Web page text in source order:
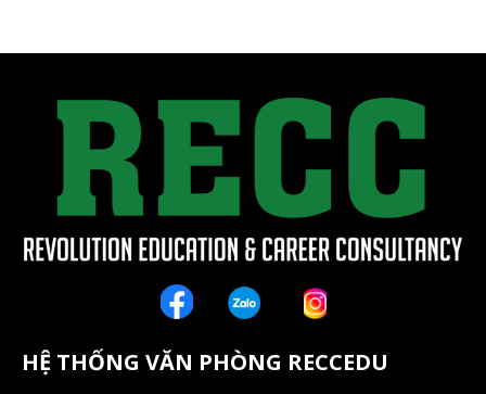
HỆ THỐNG VĂN PHÒNG RECCEDU